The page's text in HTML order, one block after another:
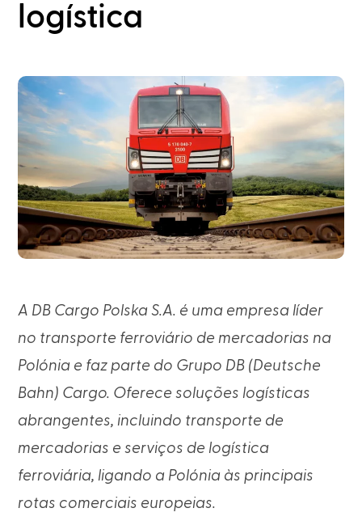
logística
A DB Cargo Polska S.A. é uma empresa líder
no transporte ferroviário de mercadorias na
Polónia e faz parte do Grupo DB (Deutsche
Bahn) Cargo. Oferece soluções logísticas
abrangentes, incluindo transporte de
mercadorias e serviços de logística
ferroviária, ligando a Polónia às principais
rotas comerciais europeias.